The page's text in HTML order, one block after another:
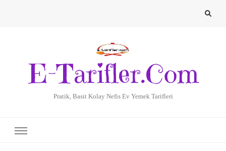
E-Tarifler.Com
Pratik, Basit Kolay Nefis Ev Yemek Tarifleri